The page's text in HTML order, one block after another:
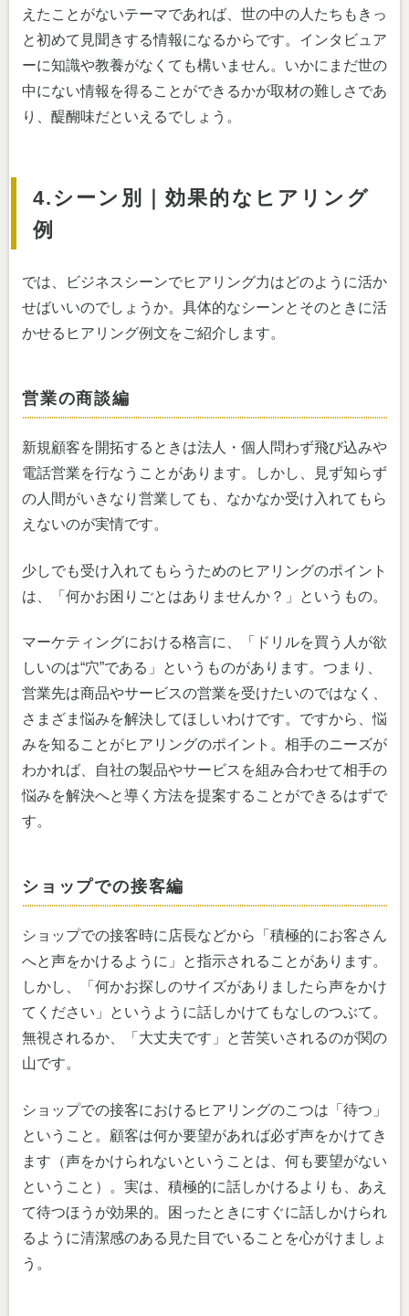
えたことがないテーマであれば、世の中の人たちもきっ
と初めて見聞きする情報になるからです。インタビュア
ーに知識や教養がなくても構いません。いかにまだ世の
中にない情報を得ることができるかが取材の難しさであ
り、醍醐味だといえるでしょう。
4.シーン別｜効果的なヒアリング
例
では、ビジネスシーンでヒアリング力はどのように活か
せばいいのでしょうか。具体的なシーンとそのときに活
かせるヒアリング例文をご紹介します。
営業の商談編
新規顧客を開拓するときは法人・個人問わず飛び込みや
電話営業を行なうことがあります。しかし、見ず知らず
の人間がいきなり営業しても、なかなか受け入れてもら
えないのが実情です。
少しでも受け入れてもらうためのヒアリングのポイント
は、「何かお困りごとはありませんか？」というもの。
マーケティングにおける格言に、「ドリルを買う人が欲
しいのは“穴”である」というものがあります。つまり、
営業先は商品やサービスの営業を受けたいのではなく、
さまざま悩みを解決してほしいわけです。ですから、悩
みを知ることがヒアリングのポイント。相手のニーズが
わかれば、自社の製品やサービスを組み合わせて相手の
悩みを解決へと導く方法を提案することができるはずで
す。
ショップでの接客編
ショップでの接客時に店長などから「積極的にお客さん
へと声をかけるように」と指示されることがあります。
しかし、「何かお探しのサイズがありましたら声をかけ
てください」というように話しかけてもなしのつぶて。
無視されるか、「大丈夫です」と苦笑いされるのが関の
山です。
ショップでの接客におけるヒアリングのこつは「待つ」
ということ。顧客は何か要望があれば必ず声をかけてき
ます（声をかけられないということは、何も要望がない
ということ）。実は、積極的に話しかけるよりも、あえ
て待つほうが効果的。困ったときにすぐに話しかけられ
るように清潔感のある見た目でいることを心がけましょ
う。